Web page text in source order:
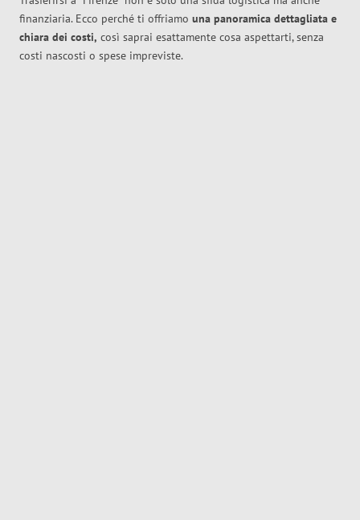
finanziaria. Ecco perché ti offriamo una panoramica dettagliata e
chiara dei costi, così saprai esattamente cosa aspettarti, senza
costi nascosti o spese impreviste.